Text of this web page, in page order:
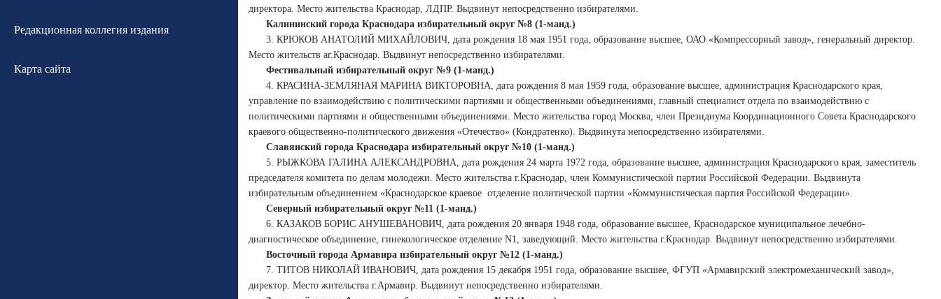
Редакционная коллегия издания
Карта сайта
директора. Место жительства Краснодар, ЛДПР. Выдвинут непосредственно избирателями.
Калининский города Краснодара избирательный округ №8 (1-манд.)
3. КРЮКОВ АНАТОЛИЙ МИХАЙЛОВИЧ, дата рождения 18 мая 1951 года, образование высшее, ОАО «Компрессорный завод», генеральный директор.
Место жительств аг.Краснодар. Выдвинут непосредственно избирателями.
Фестивальный избирательный округ №9 (1-манд.)
4. КРАСИНА-ЗЕМЛЯНАЯ МАРИНА ВИКТОРОВНА, дата рождения 8 мая 1959 года, образование высшее, администрация Краснодарского края,
управление по взаимодействию с политическими партиями и общественными объединениями, главный специалист отдела по взаимодействию с
политическими партиями и общественными объединениями. Место жительства город Москва, член Президиума Координационного Совета Краснодарского
краевого общественно-политического движения «Отечество» (Кондратенко). Выдвинута непосредственно избирателями.
Славянский города Краснодара избирательный округ №10 (1-манд.)
5. РЫЖКОВА ГАЛИНА АЛЕКСАНДРОВНА, дата рождения 24 марта 1972 года, образование высшее, администрация Краснодарского края, заместитель
председателя комитета по делам молодежи. Место жительства г.Краснодар, член Коммунистической партии Российской Федерации. Выдвинута
избирательным объединением «Краснодарское краевое отделение политической партии «Коммунистическая партия Российской Федерации».
Северный избирательный округ №11 (1-манд.)
6. КАЗАКОВ БОРИС АНУШЕВАНОВИЧ, дата рождения 20 января 1948 года, образование высшее, Краснодарское муниципальное лечебно-
диагностическое объединение, гинекологическое отделение N1, заведующий. Место жительства г.Краснодар. Выдвинут непосредственно избирателями.
Восточный города Армавира избирательный округ №12 (1-манд.)
7. ТИТОВ НИКОЛАЙ ИВАНОВИЧ, дата рождения 15 декабря 1951 года, образование высшее, ФГУП «Армавирский электромеханический завод»,
директор. Место жительства г.Армавир. Выдвинут непосредственно избирателями.